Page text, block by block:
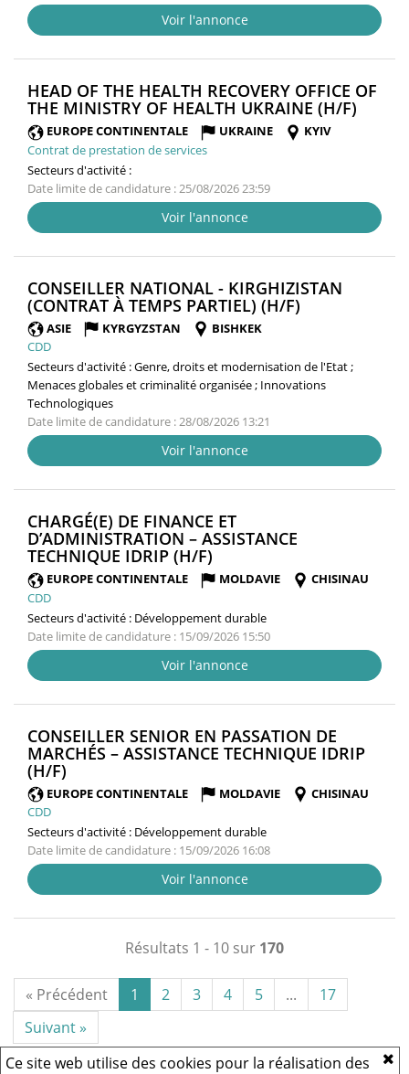
Ce site web utilise des cookies pour la réalisation des
Voir l'annonce
HEAD OF THE HEALTH RECOVERY OFFICE OF
THE MINISTRY OF HEALTH UKRAINE (H/F)
EUROPE CONTINENTALE UKRAINE
KYIV
Contrat de prestation de services
Secteurs d'activité :
Date limite de candidature : 25/08/2026 23:59
Voir l'annonce
CONSEILLER NATIONAL - KIRGHIZISTAN
(CONTRAT À TEMPS PARTIEL) (H/F)
ASIE KYRGYZSTAN
BISHKEK
CDD
Secteurs d'activité :Genre, droits et modernisation de l'Etat ;
Menaces globales et criminalité organisée ; Innovations
Technologiques
Date limite de candidature : 28/08/2026 13:21
Voir l'annonce
CHARGÉ(E) DE FINANCE ET
D’ADMINISTRATION – ASSISTANCE
TECHNIQUE IDRIP (H/F)
FENÊTRE)
EUROPE CONTINENTALE MOLDAVIE
CHISINAU
CDD
Secteurs d'activité : Développement durable
Date limite de candidature : 15/09/2026 15:50
Voir l'annonce
CONSEILLER SENIOR EN PASSATION DE
MARCHÉS – ASSISTANCE TECHNIQUE IDRIP
(H/F)
FENÊTRE)
EUROPE CONTINENTALE MOLDAVIE
CHISINAU
CDD
Secteurs d'activité : Développement durable
Date limite de candidature : 15/09/2026 16:08
Voir l'annonce
Résultats 1 - 10 sur 170
« Précédent 1 2 3 4 5 ...
17
Suivant »